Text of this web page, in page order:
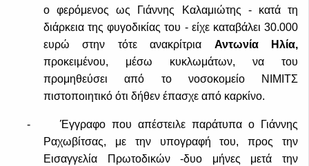
ο φερόμενος ως Γιάννης Καλαμιώτης - κατά τη
διάρκεια της φυγοδικίας του - είχε καταβάλει 30.000
ευρώ στην τότε ανακρίτρια Αντωνία Ηλία,
προκειμένου, μέσω κυκλωμάτων, να του
προμηθεύσει από το νοσοκομείο ΝΙΜΙΤΣ
πιστοποιητικό ότι δήθεν έπασχε από καρκίνο.
-
Έγγραφο που απέστειλε παράτυπα ο Γιάννης
Ραχωβίτσας, με την υπογραφή του, προς την
Εισαγγελία Πρωτοδικών -δυο μήνες μετά την